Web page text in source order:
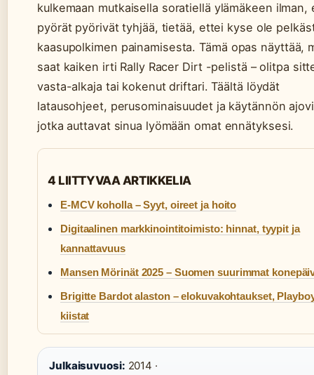
kulkemaan mutkaisella soratiellä ylämäkeen ilman,
pyörät pyörivät tyhjää, tietää, ettei kyse ole
kaasupolkimen painamisesta. Tämä opas näyttää,
saat kaiken irti Rally Racer Dirt -pelistä – olitpa
vasta-alkaja tai kokenut driftari. Täältä löydät
latausohjeet, perusominaisuudet ja käytännön
jotka auttavat sinua lyömään omat ennätyksesi.
4 LIITTYVAA ARTIKKELIA
E-MCV koholla – Syyt, oireet ja hoito
Digitaalinen markkinointitoimisto: hinnat, tyypit ja
kannattavuus
Mansen Mörinät 2025 – Suomen suurimmat
Brigitte Bardot alaston – elokuvakohtaukset,
kiistat
Julkaisuvuosi: 2014 ·